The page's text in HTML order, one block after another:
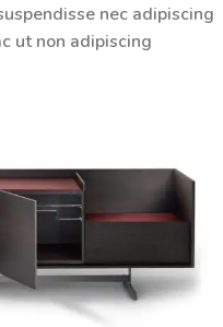
nec adipiscing
ut non adipiscing